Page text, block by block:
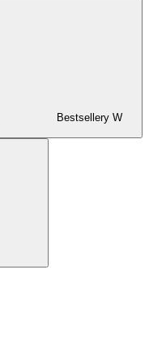
Bestsellery W